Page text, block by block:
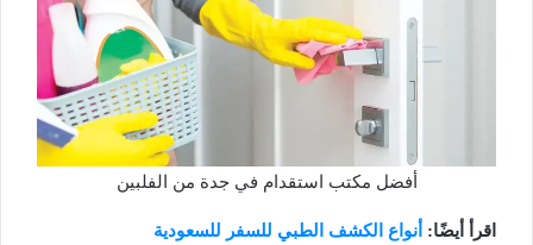
أفضل مكتب استقدام في جدة من الفلبين
اقرأ أيضًا: أنواع الكشف الطبي للسفر للسعودية